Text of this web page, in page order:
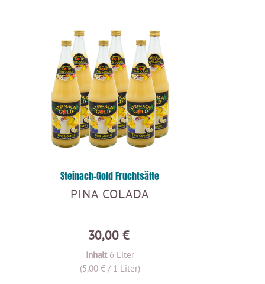
Steinach-Gold Fruchtsäfte
PINA COLADA
30,00 €
Inhalt 6 Liter
(5,00 € / 1 Liter)